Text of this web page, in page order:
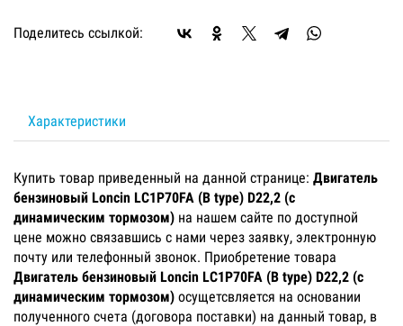
Поделитесь ссылкой:
Характеристики
Купить товар приведенный на данной странице: Двигатель
бензиновый Loncin LC1P70FA (B type) D22,2 (с
динамическим тормозом) на нашем сайте по доступной
цене можно связавшись с нами через заявку, электронную
почту или телефонный звонок. Приобретение товара
Двигатель бензиновый Loncin LC1P70FA (B type) D22,2 (с
динамическим тормозом) осущетсвляется на основании
полученного счета (договора поставки) на данный товар, в